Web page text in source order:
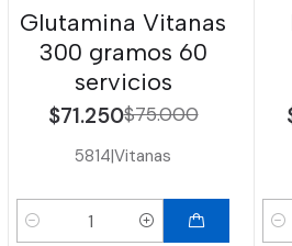
Glutamina Vitanas
300 gramos 60
servicios
$71.250$75.000
5814|Vitanas
Cantidad